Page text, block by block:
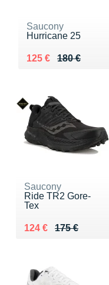
Saucony
Hurricane 25
180 €
Au lieu de 180 €
125 €
Vendu 125 €
Saucony
Ride TR2 Gore-
Tex
175 €
Au lieu de 175 €
124 €
Vendu 124 €